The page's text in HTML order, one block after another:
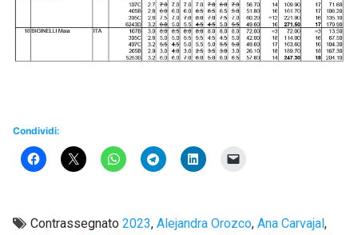
Condividi:
Contrassegnato 2023, Alejandra Orozco, Ana Carvajal ,